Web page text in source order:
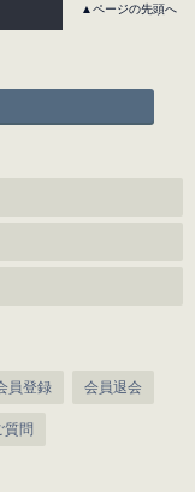
▲ページの先頭へ
員登録 会員退会
質問